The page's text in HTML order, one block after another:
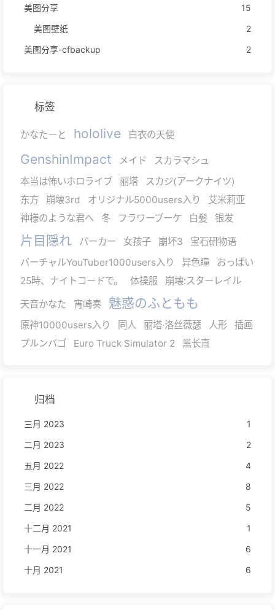
美图分享
15
美图壁纸
2
美图分享-cfbackup
2
标签
かなたーと hololive 白衣の天使
GenshinImpact メイド
スカラマシュ
本当は怖いホロライブ
丽塔
スカジ(アークナイツ)
东方
崩壊3rd オリジナル5000users入り
艾米莉亚
神様のような君へ
冬 フラワーブーケ 白髪 银发
片目隠れ パーカー 女孩子 崩坏3
宝石研物语
バーチャルYouTuber1000users入り
异色瞳
おっぱい
25時、ナイトコードで。
体操服
崩壊:スターレイル
天音かなた
宵崎奏 魅惑のふともも
原神10000users入り 同人 丽塔·洛丝薇瑟 人形
插画
プルンバゴ
Euro Truck Simulator 2 黑长直
归档
三月 2023
1
二月 2023
2
五月 2022
4
三月 2022
8
二月 2022
5
十二月 2021
1
十一月 2021
6
十月 2021
6